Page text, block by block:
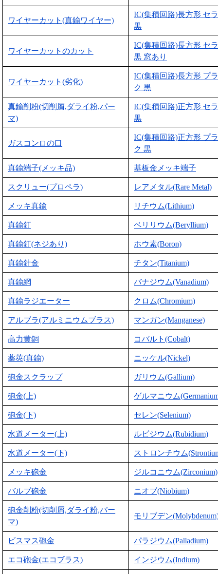
ワイヤーカット(真鍮ワイヤー)
IC(集積回路)長方形 セ
黒
ワイヤーカットのカット
IC(集積回路)長方形 セ
黒 窓あり
ワイヤーカット(劣化)
IC(集積回路)長方形 プ
ク 黒
真鍮削粉(切削屑,ダライ粉,パー
マ)
IC(集積回路)正方形 セ
黒
ガスコンロの口
IC(集積回路)正方形 プ
ク 黒
真鍮端子(メッキ品) 基板金メッキ端子
スクリュー(プロペラ) レアメタル(Rare Metal)
メッキ真鍮 リチウム(Lithium)
真鍮釘 ベリリウム(Beryllium)
真鍮釘(ネジあり) ホウ素(Boron)
真鍮針金 チタン(Titanium)
真鍮網 バナジウム(Vanadium)
真鍮ラジエーター クロム(Chromium)
アルブラ(アルミニウムブラス) マンガン(Manganese)
高力黄銅 コバルト(Cobalt)
薬莢(真鍮) ニッケル(Nickel)
砲金スクラップ ガリウム(Gallium)
砲金(上) ゲルマニウム
砲金(下) セレン(Selenium)
水道メーター(上) ルビジウム(Rubidium)
水道メーター(下) ストロンチウム
メッキ砲金 ジルコニウム(Zirconium)
バルブ砲金 ニオブ(Niobium)
砲金削粉(切削屑,ダライ粉,パー
マ)
モリブデン
ビスマス砲金 パラジウム(Palladium)
エコ砲金(エコブラス) インジウム(Indium)